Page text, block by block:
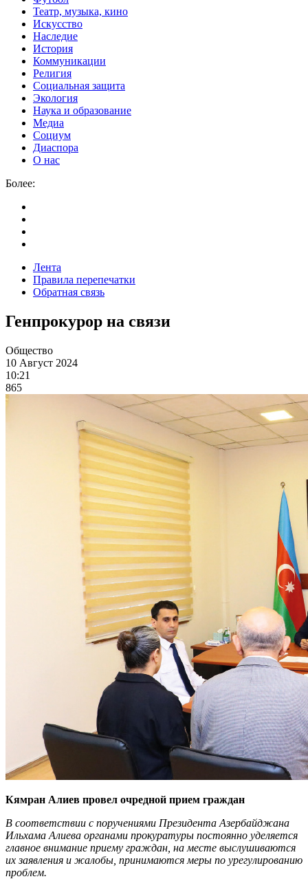
Театр, музыка, кино
Искусство
Наследие
История
Коммуникации
Религия
Социальная защита
Экология
Наука и образование
Медиа
Социум
Диаспора
О нас
Более:
Лента
Правила перепечатки
Обратная связь
Генпрокурор на связи
Общество
10 Август 2024
10:21
865
Кямран Алиев провел очредной прием граждан
В соответствии с поручениями Президента Азербайджана
Ильхама Алиева органами прокуратуры постоянно уделяется
главное внимание приему граждан, на месте выслушиваются
их заявления и жалобы, принимаются меры по урегулированию
проблем.